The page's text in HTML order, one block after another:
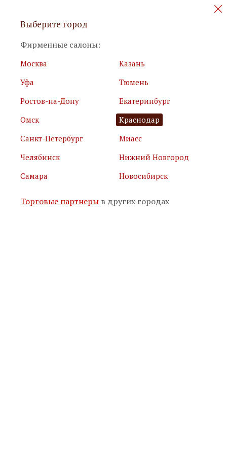
Персональные акции и новинки
Я принимаю
условия использования сайта
Я соглашаюсь сполитикой обработки персональных
Подписаться
Выберите город
Фирменные салоны:
Москва
Казань
Уфа
Тюмень
Ростов-на-Дону
Екатеринбург
Омск
Краснодар
Санкт-Петербург
Миасс
Челябинск
Нижний Новгород
Самара
Новосибирск
Торговые партнеры в других городах